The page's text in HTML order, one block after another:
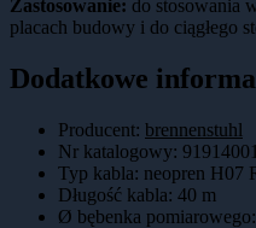
Zastosowanie: do stosowania
placach budowy i do ciągłego
Dodatkowe
Producent: brennenstuhl
Nr katalogowy:
Typ kabla: neopren H07
Długość kabla: 40 m
Ø bębenka pomiarowego: